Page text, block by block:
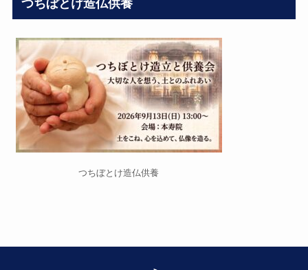
つちぼとけ造仏供養
つちぼとけ造仏供養